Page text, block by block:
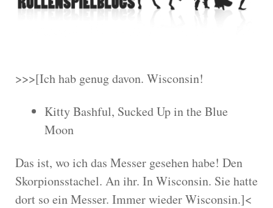
>>>[Ich hab genug davon. Wisconsin!
Kitty Bashful, Sucked Up in the Blue
Moon
Das ist, wo ich das Messer gesehen habe! Den
Skorpionsstachel. An ihr. In Wisconsin. Sie hatte
dort so ein Messer. Immer wieder Wisconsin.]<